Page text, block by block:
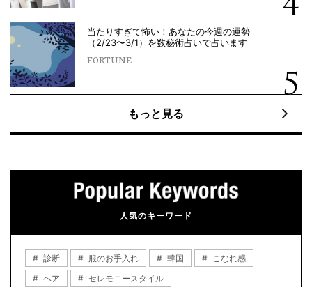
当たりすぎて怖い！あなたの今週の運勢
（2/23〜3/1）を数秘術占いで占います
FORTUNE
もっと見る
人気のキーワード
診断 服のお手入れ 韓国
こなれ感
ヘア
セレモニースタイル